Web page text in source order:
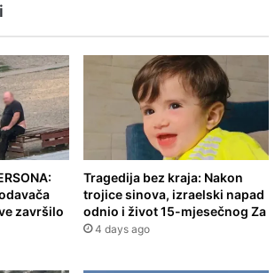
završilo
Tragedija bez kraja: Nakon
trojice sinova, izraelski napad
odnio i život 15-mjesečnog Za
4 days ago